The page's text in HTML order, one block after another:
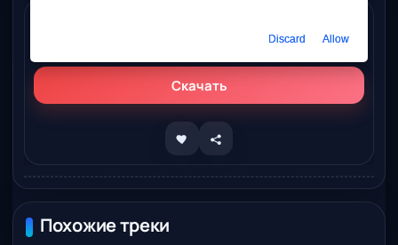
Скачать
Похожие треки
Discard Allow